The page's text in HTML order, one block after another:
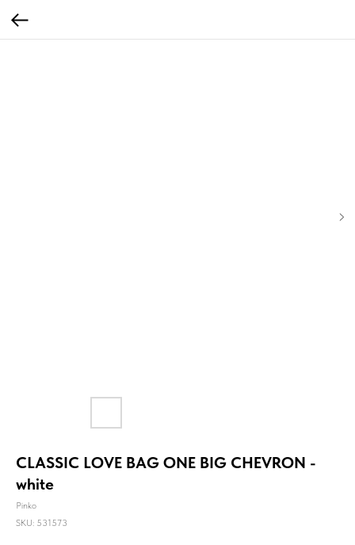
CLASSIC LOVE BAG ONE BIG CHEVRON -
white
Pinko
SKU: 531573